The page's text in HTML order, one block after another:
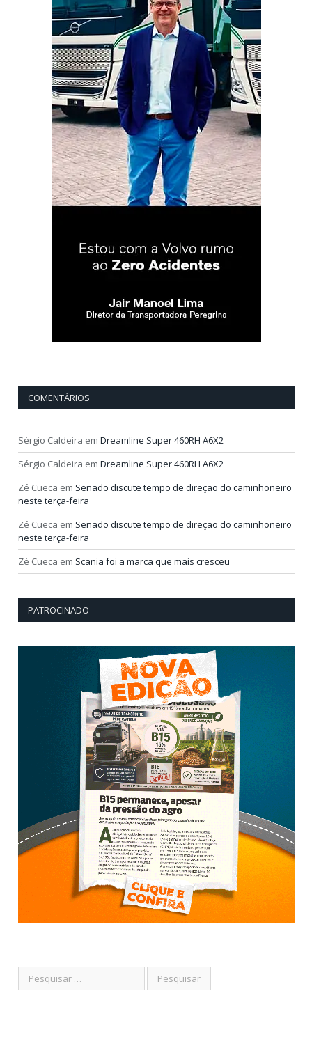
COMENTÁRIOS
Sérgio Caldeira em Dreamline Super 460RH A6X2
Sérgio Caldeira em Dreamline Super 460RH A6X2
Zé Cueca em Senado discute tempo de direção do caminhoneiro
neste terça-feira
Zé Cueca em Senado discute tempo de direção do caminhoneiro
neste terça-feira
Zé Cueca em Scania foi a marca que mais cresceu
PATROCINADO